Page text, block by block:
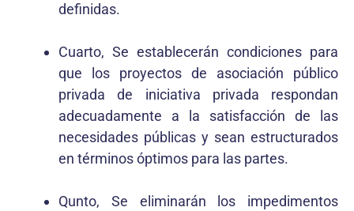
definidas.
Cuarto, Se establecerán condiciones para
que los proyectos de asociación público
privada de iniciativa privada respondan
adecuadamente a la satisfacción de las
necesidades públicas y sean estructurados
en términos óptimos para las partes.
Qunto, Se eliminarán los impedimentos